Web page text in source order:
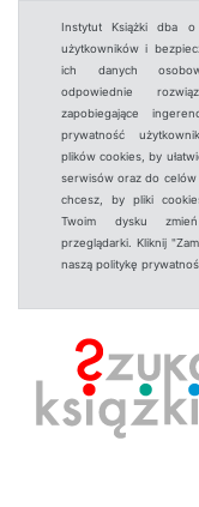
Instytut Książki dba o
użytkowników i
ich danych
odpowiednie
zapobiegające
prywatność
plików cookies, by
serwisów oraz do celów
chcesz, by pliki
Twoim dysku
przeglądarki. Kliknij
naszą politykę